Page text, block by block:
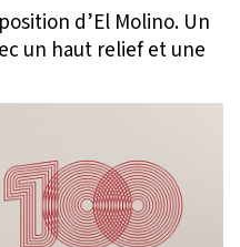
d’El Molino. Un
un haut relief et une